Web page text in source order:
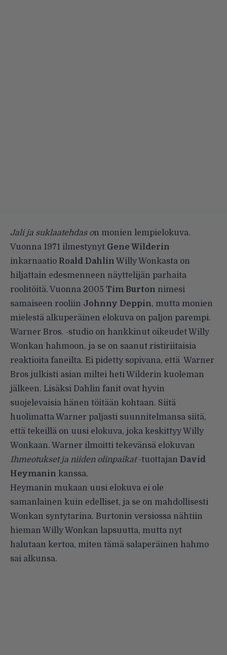
Jali ja suklaatehdas on monien lempielokuva.
Vuonna 1971 ilmestynyt Gene Wilderin
inkarnaatio Roald Dahlin Willy Wonkasta on
hiljattain edesmenneen näyttelijän parhaita
roolitöitä. Vuonna 2005 Tim Burton nimesi
samaiseen rooliin Johnny Deppin, mutta monien
mielestä alkuperäinen elokuva on paljon parempi.
Warner Bros. -studio on hankkinut oikeudet Willy
Wonkan hahmoon, ja se on saanut ristiriitaisia
reaktioita faneilta. Ei pidetty sopivana, että Warner
Bros julkisti asian miltei heti Wilderin kuoleman
jälkeen. Lisäksi Dahlin fanit ovat hyvin
suojelevaisia hänen töitään kohtaan. Siitä
huolimatta Warner paljasti suunnitelmansa siitä,
että tekeillä on uusi elokuva, joka keskittyy Willy
Wonkaan. Warner ilmoitti tekevänsä elokuvan
Ihmeotukset ja niiden olinpaikat-tuottajan David
Heymanin kanssa.
Heymanin mukaan uusi elokuva ei ole
samanlainen kuin edelliset, ja se on mahdollisesti
Wonkan syntytarina. Burtonin versiossa nähtiin
hieman Willy Wonkan lapsuutta, mutta nyt
halutaan kertoa, miten tämä salaperäinen hahmo
sai alkunsa.